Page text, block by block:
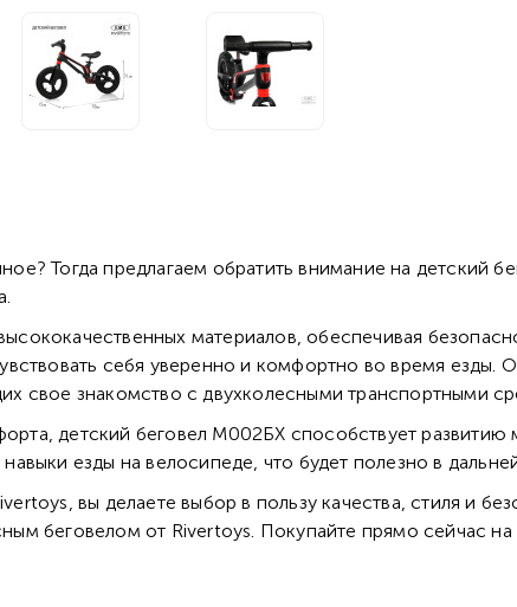
Тогда предлагаем обратить внимание на детский
материалов, обеспечивая
себя уверенно и комфортно во время езды.
свое знакомство с двухколесными транспортными
детский беговел М002БХ способствует
езды на велосипеде, что будет полезно в
вы делаете выбор в пользу качества, стиля и
беговелом от Rivertoys. Покупайте прямо сейчас на